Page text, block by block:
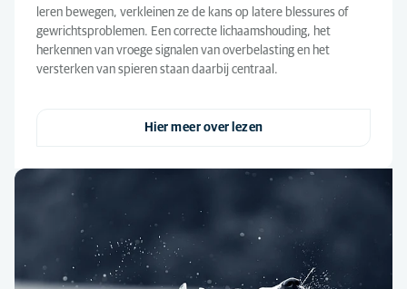
leren bewegen, verkleinen ze de kans op latere blessures of
gewrichtsproblemen. Een correcte lichaamshouding, het
herkennen van vroege signalen van overbelasting en het
versterken van spieren staan daarbij centraal.
Hier meer over lezen